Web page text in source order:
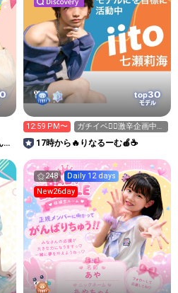
集
top30
モデル
12:59 PM〜
ガチイベ❤️‍🔥激辛企画中で
す！
17時から🔥りなるーむ🍎☕️
248
Daily 12 days
New26day